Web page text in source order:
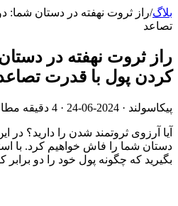
بلاگ/راز ثروت نهفته در دستان شما:
تصاعد
راز ثروت نهفته در
کردن پول با قدرت
پیکاسولند · 2024-06-24 · 4 دقیقه مطالعه
آیا آرزوی ثروتمند شدن را دارید؟ در
دستان شما را فاش خواهیم کرد. با
بگیرید که چگونه پول خود را دو برابر